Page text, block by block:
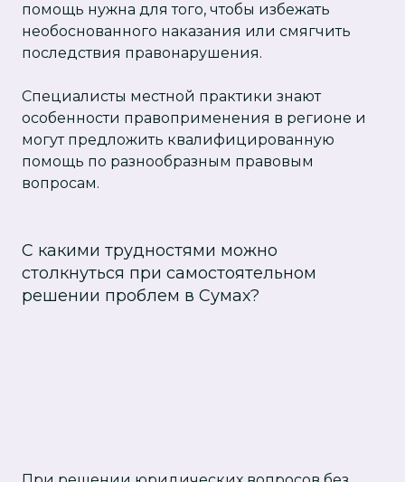
помощь нужна для того, чтобы избежать
необоснованного наказания или смягчить
последствия правонарушения.
Специалисты местной практики знают
особенности правоприменения в регионе и
могут предложить квалифицированную
помощь по разнообразным правовым
вопросам.
С какими трудностями можно
столкнуться при самостоятельном
решении проблем в Сумах?